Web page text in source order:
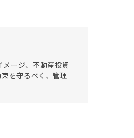
メージ、不動産投資
を守るべく、管理